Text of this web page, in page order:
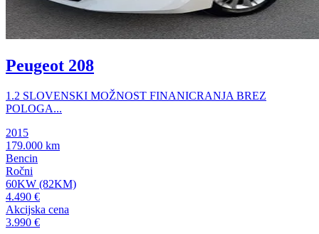
Peugeot 208
1.2 SLOVENSKI MOŽNOST FINANICRANJA BREZ
POLOGA...
2015
179.000 km
Bencin
Ročni
60KW (82KM)
4.490 €
Akcijska cena
3.990 €